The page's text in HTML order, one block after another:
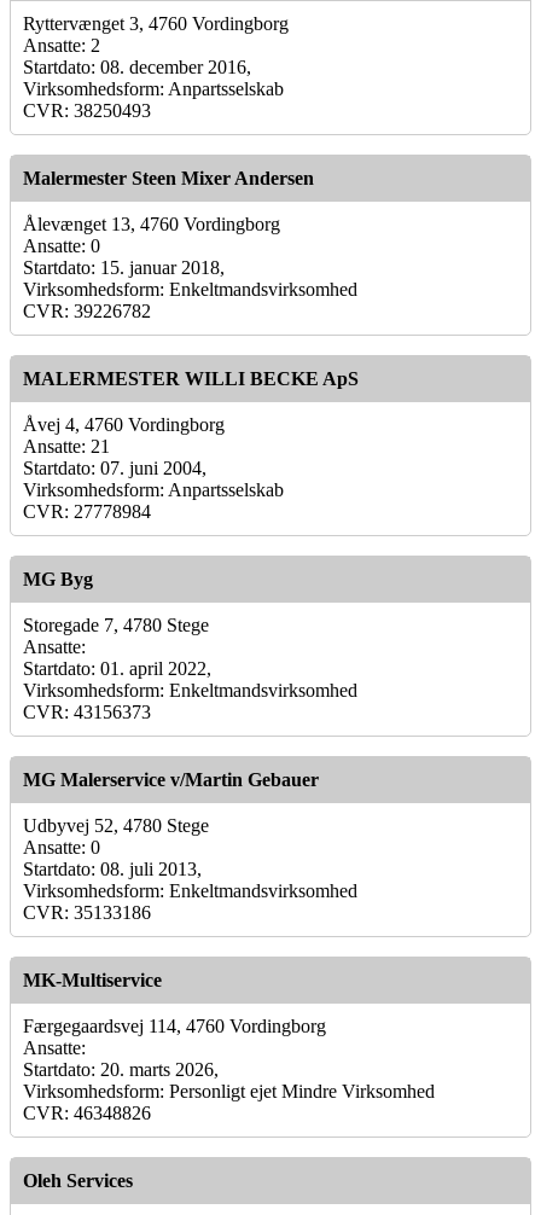
Ryttervænget 3, 4760 Vordingborg
Ansatte: 2
Startdato: 08. december 2016,
Virksomhedsform: Anpartsselskab
CVR: 38250493
Malermester Steen Mixer Andersen
Ålevænget 13, 4760 Vordingborg
Ansatte: 0
Startdato: 15. januar 2018,
Virksomhedsform: Enkeltmandsvirksomhed
CVR: 39226782
MALERMESTER WILLI BECKE ApS
Åvej 4, 4760 Vordingborg
Ansatte: 21
Startdato: 07. juni 2004,
Virksomhedsform: Anpartsselskab
CVR: 27778984
MG Byg
Storegade 7, 4780 Stege
Ansatte:
Startdato: 01. april 2022,
Virksomhedsform: Enkeltmandsvirksomhed
CVR: 43156373
MG Malerservice v/Martin Gebauer
Udbyvej 52, 4780 Stege
Ansatte: 0
Startdato: 08. juli 2013,
Virksomhedsform: Enkeltmandsvirksomhed
CVR: 35133186
MK-Multiservice
Færgegaardsvej 114, 4760 Vordingborg
Ansatte:
Startdato: 20. marts 2026,
Virksomhedsform: Personligt ejet Mindre Virksomhed
CVR: 46348826
Oleh Services